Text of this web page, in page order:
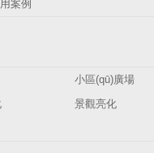
案例
小區(qū)廣場
景觀亮化